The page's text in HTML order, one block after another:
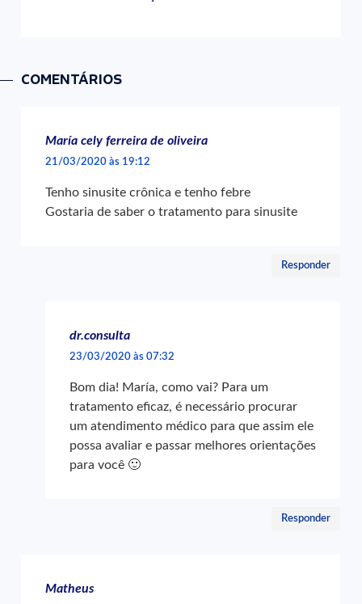
COMENTÁRIOS
María cely ferreira de oliveira
21/03/2020 às 19:12
Tenho sinusite crônica e tenho febre
Gostaria de saber o tratamento para sinusite
Responder
dr.consulta
23/03/2020 às 07:32
Bom dia! María, como vai? Para um
tratamento eficaz, é necessário procurar
um atendimento médico para que assim ele
possa avaliar e passar melhores orientações
para você 🙂
Responder
Matheus